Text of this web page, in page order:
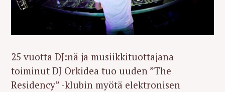
25 vuotta DJ:nä ja musiikkituottajana
toiminut DJ Orkidea tuo uuden ”The
Residency” -klubin myötä elektronisen